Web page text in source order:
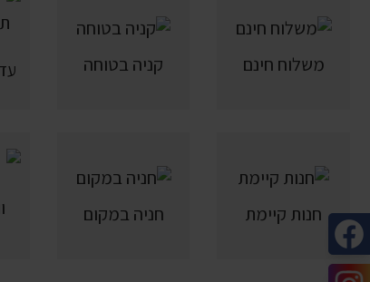
משלוח חינם קניה בטוחה
חנות קיימת חניה במקום